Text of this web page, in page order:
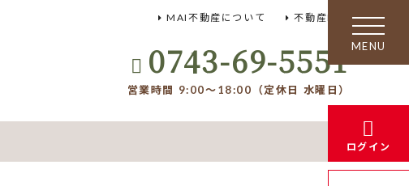
0743-69-5551
営業時間 9:00～18:00（定休日 水曜日）
MAI不動産について 不動産FAQ
toggle
navigation
ログイン